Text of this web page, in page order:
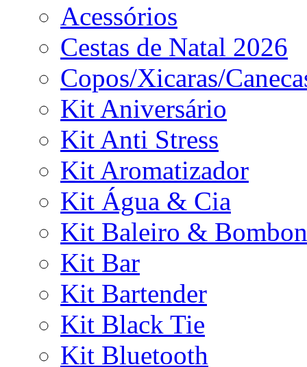
Acessórios
Cestas de Natal 2026
Copos/Xicaras/
Kit Aniversário
Kit Anti Stress
Kit Aromatizador
Kit Água & Cia
Kit Baleiro &
Kit Bar
Kit Bartender
Kit Black Tie
Kit Bluetooth